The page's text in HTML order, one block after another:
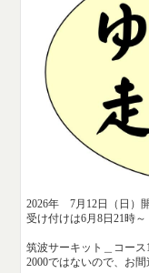
2026年 7月12日（日）
受け付けは6月8日21時～
筑波サーキット＿コー
2000ではないので、お